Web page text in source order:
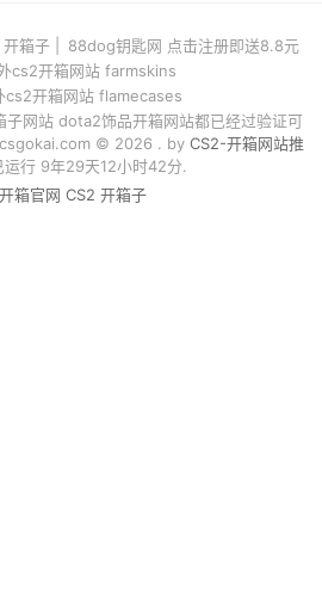
开箱子
88dog钥匙网 点击注册即送8.8元
cs2开箱网站 farmskins
cs2开箱网站 flamecases
子网站 dota2饰品开箱网站都已经过验证可
© 2026 . by CS2-开箱网站推
行 9年29天12小时42分.
箱官网 CS2 开箱子